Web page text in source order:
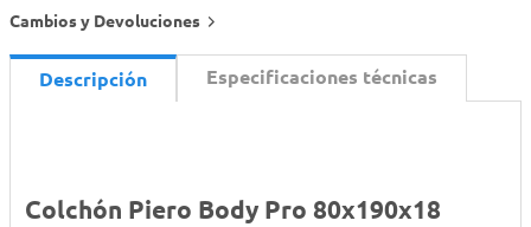
Cambios y Devoluciones
Descripción Especificaciones técnicas
Colchón Piero Body Pro 80x190x18